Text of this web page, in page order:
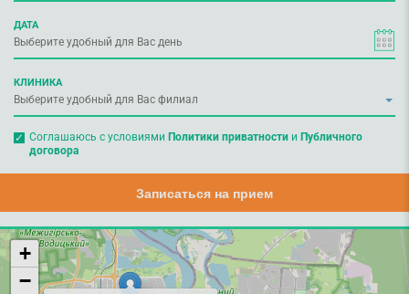
ДАТА
КЛИНИКА
Соглашаюсь с условиями Политики приватностии Публичного
договора
Записаться на прием
+
−